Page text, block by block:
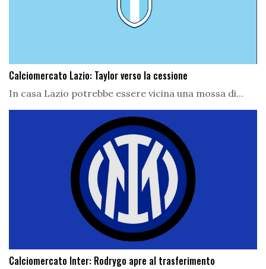
Calciomercato Lazio: Taylor verso la cessione
In casa Lazio potrebbe essere vicina una mossa di...
Calciomercato Inter: Rodrygo apre al trasferimento